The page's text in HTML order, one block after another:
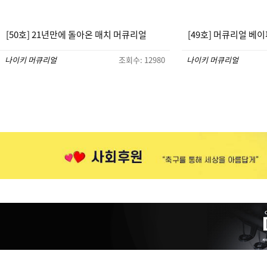
[50호] 21년만에 돌아온 매치 머큐리얼
나이키 머큐리얼 조회수: 12980
[49호] 머큐리얼 베
나이키 머큐리얼